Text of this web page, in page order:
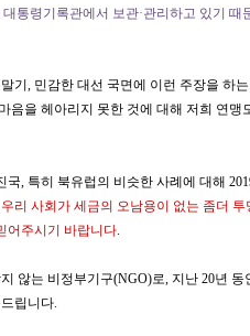
통령기록관에서 보관·관리하고 있기 때
기, 민감한 대선 국면에 이런 주장을 하
음을 헤아리지 못한 것에 대해 저희 연맹
, 특히 북유럽의 비슷한 사례에 대해
우리 사회가 세금의 오남용이 없는 좀더
어주시기 바랍니다
않는 비정부기구(NGO)로, 지난 20년
립니다.